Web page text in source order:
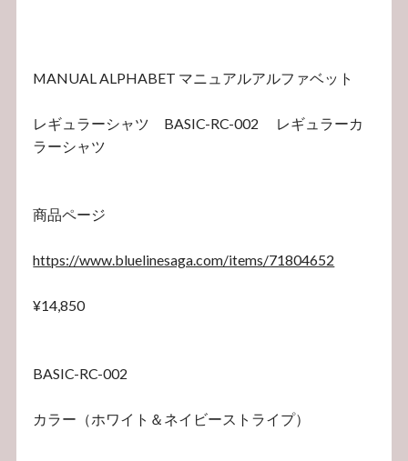
MANUAL ALPHABET マニュアルアルファベット
レギュラーシャツ BASIC-RC-002 レギュラーカ
ラーシャツ
商品ページ
https://www.bluelinesaga.com/items/71804652
¥14,850
BASIC-RC-002
カラー（ホワイト＆ネイビーストライプ）